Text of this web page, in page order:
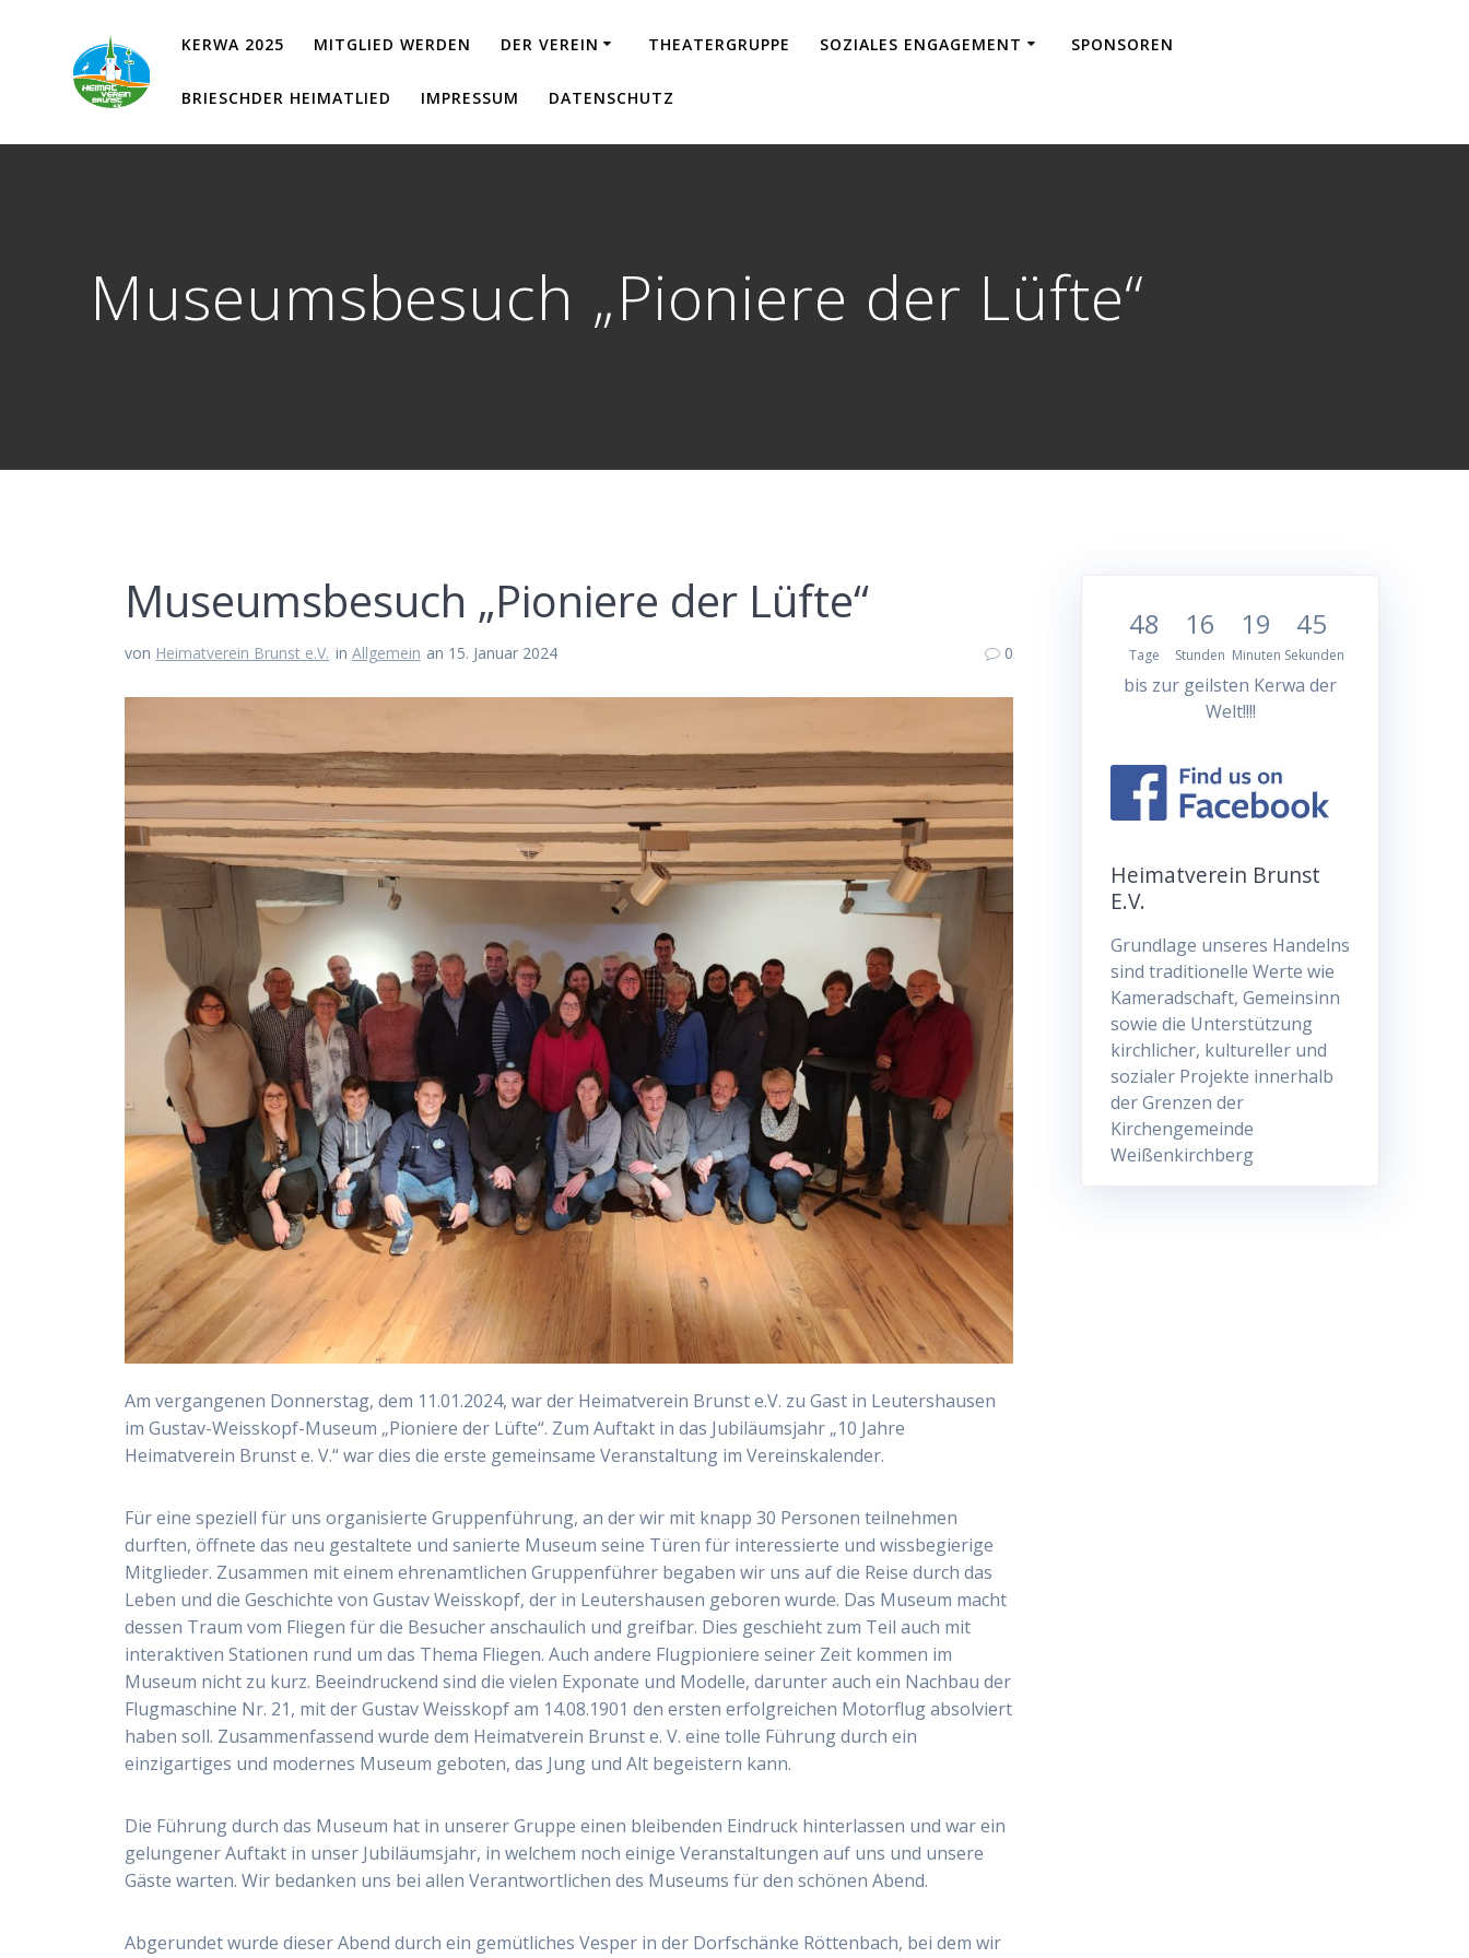
KERWA 2025 MITGLIED WERDEN DER VEREIN THEATERGRUPPE SOZIALES ENGAGEMENT SPONSOREN
BRIESCHDER HEIMATLIED IMPRESSUM DATENSCHUTZ
Museumsbesuch „Pioniere der Lüfte“
Museumsbesuch „Pioniere der Lüfte“
von Heimatverein Brunst e.V. in Allgemein an 15. Januar 2024 0
Am vergangenen Donnerstag, dem 11.01.2024, war der Heimatverein Brunst e.V. zu Gast in Leutershausen
im Gustav-Weisskopf-Museum „Pioniere der Lüfte“. Zum Auftakt in das Jubiläumsjahr „10 Jahre
Heimatverein Brunst e. V.“ war dies die erste gemeinsame Veranstaltung im Vereinskalender.
Für eine speziell für uns organisierte Gruppenführung, an der wir mit knapp 30 Personen teilnehmen
durften, öffnete das neu gestaltete und sanierte Museum seine Türen für interessierte und wissbegierige
Mitglieder. Zusammen mit einem ehrenamtlichen Gruppenführer begaben wir uns auf die Reise durch das
Leben und die Geschichte von Gustav Weisskopf, der in Leutershausen geboren wurde. Das Museum macht
dessen Traum vom Fliegen für die Besucher anschaulich und greifbar. Dies geschieht zum Teil auch mit
interaktiven Stationen rund um das Thema Fliegen. Auch andere Flugpioniere seiner Zeit kommen im
Museum nicht zu kurz. Beeindruckend sind die vielen Exponate und Modelle, darunter auch ein Nachbau der
Flugmaschine Nr. 21, mit der Gustav Weisskopf am 14.08.1901 den ersten erfolgreichen Motorflug absolviert
haben soll. Zusammenfassend wurde dem Heimatverein Brunst e. V. eine tolle Führung durch ein
einzigartiges und modernes Museum geboten, das Jung und Alt begeistern kann.
Die Führung durch das Museum hat in unserer Gruppe einen bleibenden Eindruck hinterlassen und war ein
gelungener Auftakt in unser Jubiläumsjahr, in welchem noch einige Veranstaltungen auf uns und unsere
Gäste warten. Wir bedanken uns bei allen Verantwortlichen des Museums für den schönen Abend.
Abgerundet wurde dieser Abend durch ein gemütliches Vesper in der Dorfschänke Röttenbach, bei dem wir
48
Tage
16
Stunden
19
Minuten
44
Sekunden
bis zur geilsten Kerwa der
Welt!!!!
Heimatverein Brunst
E.V.
Grundlage unseres Handelns
sind traditionelle Werte wie
Kameradschaft, Gemeinsinn
sowie die Unterstützung
kirchlicher, kultureller und
sozialer Projekte innerhalb
der Grenzen der
Kirchengemeinde
Weißenkirchberg